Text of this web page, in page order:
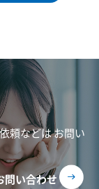
頼などはお問い
問い合わせ